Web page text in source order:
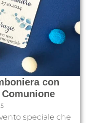
con
speciale che